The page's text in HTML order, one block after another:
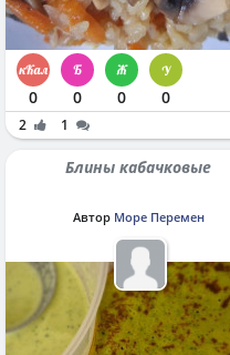
0 0 0 0
2 1
Блины кабачковые
Автор Море Перемен